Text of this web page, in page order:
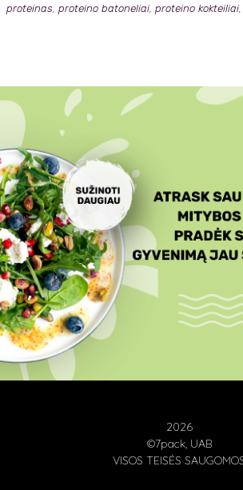
proteinas, proteino batoneliai, proteino kokteiliai,
2026
©7pack, UAB
VISOS TEISĖS